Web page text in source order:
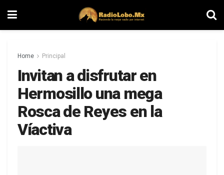
Home Principal
Invitan a disfrutar en
Hermosillo una mega
Rosca de Reyes en la
Víactiva